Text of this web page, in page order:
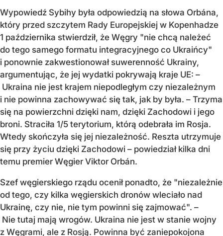
Wypowiedź Sybihy była odpowiedzią na słowa Orbána,
który przed szczytem Rady Europejskiej w Kopenhadze
1 października stwierdził, że Węgry "nie chcą należeć
do tego samego formatu integracyjnego co Ukraińcy"
i ponownie zakwestionował suwerenność Ukrainy,
argumentując, że jej wydatki pokrywają kraje UE: –
Ukraina nie jest krajem niepodległym czy niezależnym
i nie powinna zachowywać się tak, jak by była. – Trzyma
się na powierzchni dzięki nam, dzięki Zachodowi i jego
broni. Straciła 1/5 terytorium, którą odebrała im Rosja.
Wtedy skończyła się jej niezależność. Reszta utrzymuje
się przy życiu dzięki Zachodowi – powiedział kilka dni
temu premier Węgier Viktor Orbán.
Szef węgierskiego rządu ocenił ponadto, że "niezależnie
od tego, czy kilka węgierskich dronów wleciało nad
Ukrainę, czy nie, nie tym powinni się zajmować". –
Nie tutaj mają wrogów. Ukraina nie jest w stanie wojny
z Węgrami, ale z Rosją. Powinna być zaniepokojona